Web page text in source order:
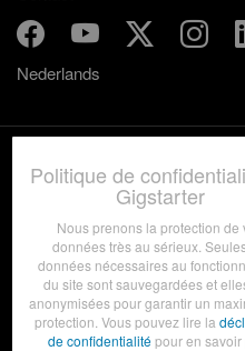
Nederlands
Termes et conditions
© 2012-2026
Politique de
Gigstarter
Nous prenons la protection de
données très au sérieux.
données nécessaires au
du site sont sauvegardées et
anonymisées pour garantir un
protection. Vous pouvez lire la
de confidentialitépour en savoir